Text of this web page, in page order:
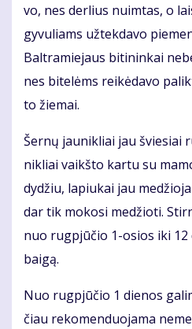
vo, nes der­lius nuim­tas, o
gy­vu­liams už­tek­da­vo
Bal­tra­mie­jaus bi­ti­nin­kai
nes bi­te­lėms rei­kė­da­vo
to žie­mai.
Šer­nų jau­nik­liai jau švie­siai
nik­liai vaikš­to kar­tu su
dy­džiu, la­piu­kai jau
dar tik mo­ko­si me­džio­ti.
nuo rug­pjū­čio 1-osios iki
bai­gą.
Nuo rug­pjū­čio 1 die­nos
čiau re­ko­men­duo­ja­ma